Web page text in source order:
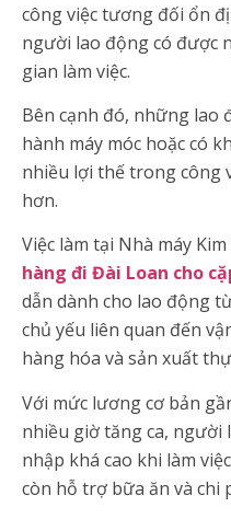
công việc tương đối ổn
người lao động có được
gian làm việc.
Bên cạnh đó, những lao
hành máy móc hoặc có
nhiều lợi thế trong công
hơn.
Việc làm tại Nhà máy
hàng đi Đài Loan cho
dẫn dành cho lao động
chủ yếu liên quan đến
hàng hóa và sản xuất
Với mức lương cơ bản
nhiều giờ tăng ca, người
nhập khá cao khi làm
còn hỗ trợ bữa ăn và chi